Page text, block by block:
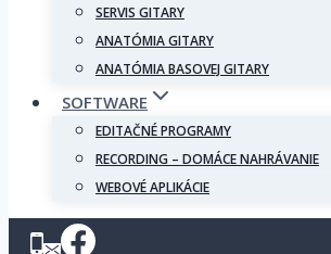
SERVIS GITARY
ANATÓMIA GITARY
ANATÓMIA BASOVEJ GITARY
SOFTWARE
EDITAČNÉ PROGRAMY
RECORDING – DOMÁCE NAHRÁVANIE
WEBOVÉ APLIKÁCIE